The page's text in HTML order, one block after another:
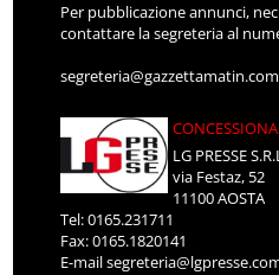
Per pubblicazione annunci,
contattare la segreteria al
segreteria@gazzettamatin.com
LG PRESSE
via Festaz, 52
11100 AOSTA
Tel: 0165.231711
Fax: 0165.1820141
E-mail